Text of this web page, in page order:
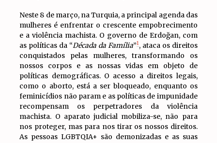
Neste 8 de março, na Turquia, a principal agenda das
mulheres é enfrentar o crescente empobrecimento
e a violência machista. O governo de Erdoğan, com
as políticas da “Década da Família”1, ataca os direitos
conquistados pelas mulheres, transformando os
nossos corpos e as nossas vidas em objeto de
políticas demográficas. O acesso a direitos legais,
como o aborto, está a ser bloqueado, enquanto os
feminicídios não param e as políticas de impunidade
recompensam os perpetradores da violência
machista. O aparato judicial mobiliza-se, não para
nos proteger, mas para nos tirar os nossos direitos.
As pessoas LGBTQIA+ são demonizadas e as suas